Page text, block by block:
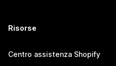
Risorse
Centro assistenza Shopify